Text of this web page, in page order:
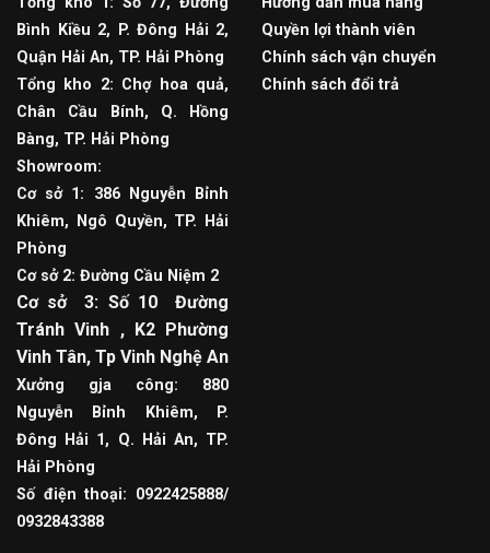
Bình Kiều 2, P. Đông Hải 2,
Quận Hải An, TP. Hải Phòng
Tổng kho 2: Chợ hoa quả,
Chân Cầu Bính, Q. Hồng
Bàng, TP. Hải Phòng
Showroom:
Cơ sở 1: 386 Nguyễn Bỉnh
Khiêm, Ngô Quyền, TP. Hải
Phòng
Cơ sở 2: Đường Cầu Niệm 2
Cơ sở 3: Số 10 Đường
Tránh Vinh , K2 Phường
Vinh Tân, Tp Vinh Nghệ An
Xưởng gja công: 880
Nguyễn Bỉnh Khiêm, P.
Đông Hải 1, Q. Hải An, TP.
Hải Phòng
Số điện thoại: 0922425888/
0932843388
Quyền lợi thành viên
Chính sách vận chuyển
Chính sách đổi trả